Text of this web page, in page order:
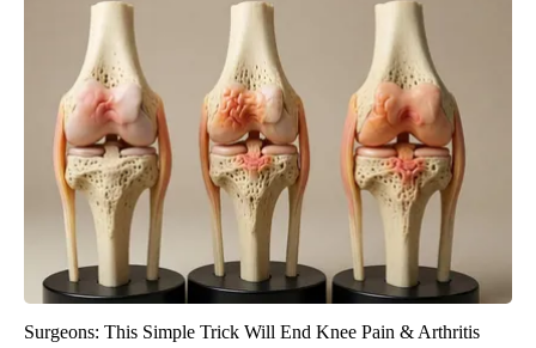
Surgeons: This Simple Trick Will End Knee Pain & Arthritis